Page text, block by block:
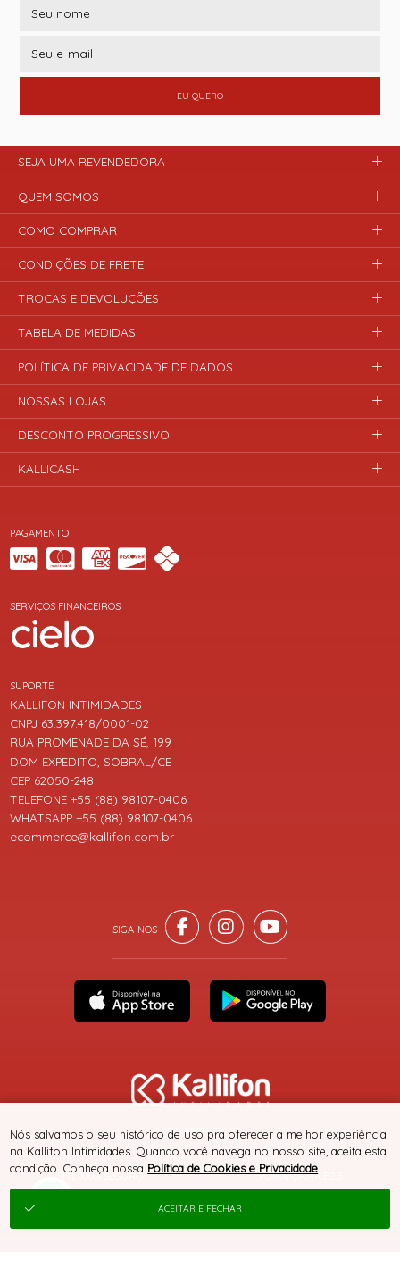
EU QUERO
PAGAMENTO
SERVIÇOS FINANCEIROS
SITE 100% SEGURO PLATAFORMA B2B
SUPORTE
KALLIFON INTIMIDADES
CNPJ 63.397.418/0001-02
RUA PROMENADE DA SÉ, 199
DOM EXPEDITO, SOBRAL/CE
CEP 62050-248
TELEFONE +55 (88) 98107-0406
WHATSAPP +55 (88) 98107-0406
ecommerce@kallifon.com.br
SEJA UMA REVENDEDORA
QUEM SOMOS
COMO COMPRAR
CONDIÇÕES DE FRETE
TROCAS E DEVOLUÇÕES
TABELA DE MEDIDAS
POLÍTICA DE PRIVACIDADE DE DADOS
NOSSAS LOJAS
DESCONTO PROGRESSIVO
KALLICASH
® TODOS DIREITOS RESERVADOS
Nós salvamos o seu histórico de uso pra oferecer a melhor experiência
na Kallifon Intimidades. Quando você navega no nosso site, aceita esta
condição. Conheça nossa Política de Cookies e Privacidade
ACEITAR E FECHAR